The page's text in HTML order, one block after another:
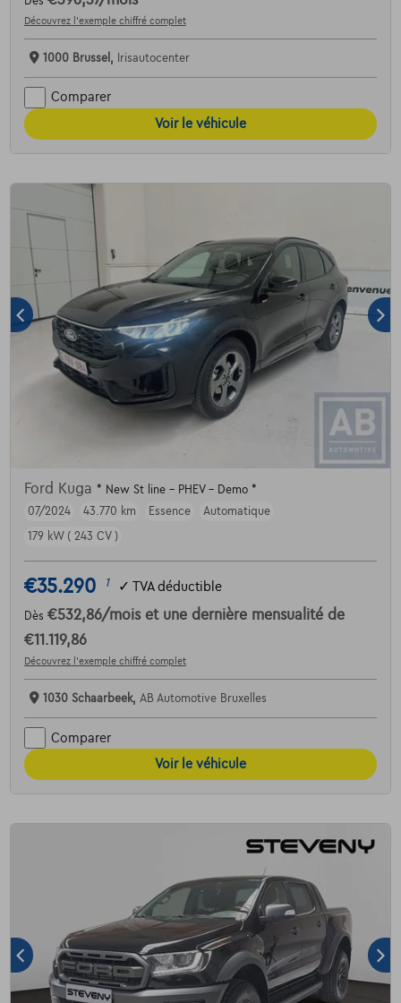
Découvrez l’exemple chiffré complet
1000 Brussel, Irisautocenter
Comparer
Voir le véhicule
Ford Kuga * New St line - PHEV - Demo *
07/2024
43.770 km Essence
Automatique
179 kW ( 243 CV )
€35.290 1 ✓ TVA déductible
Dès €532,86/mois et une dernière mensualité de
€11.119,86
Découvrez l’exemple chiffré complet
1030 Schaarbeek, AB Automotive Bruxelles
Comparer
Voir le véhicule